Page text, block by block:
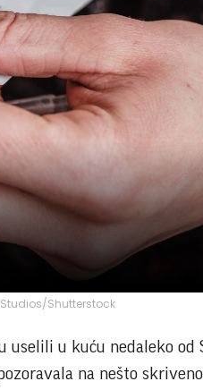
Shutterstock
u kuću nedaleko od
na nešto